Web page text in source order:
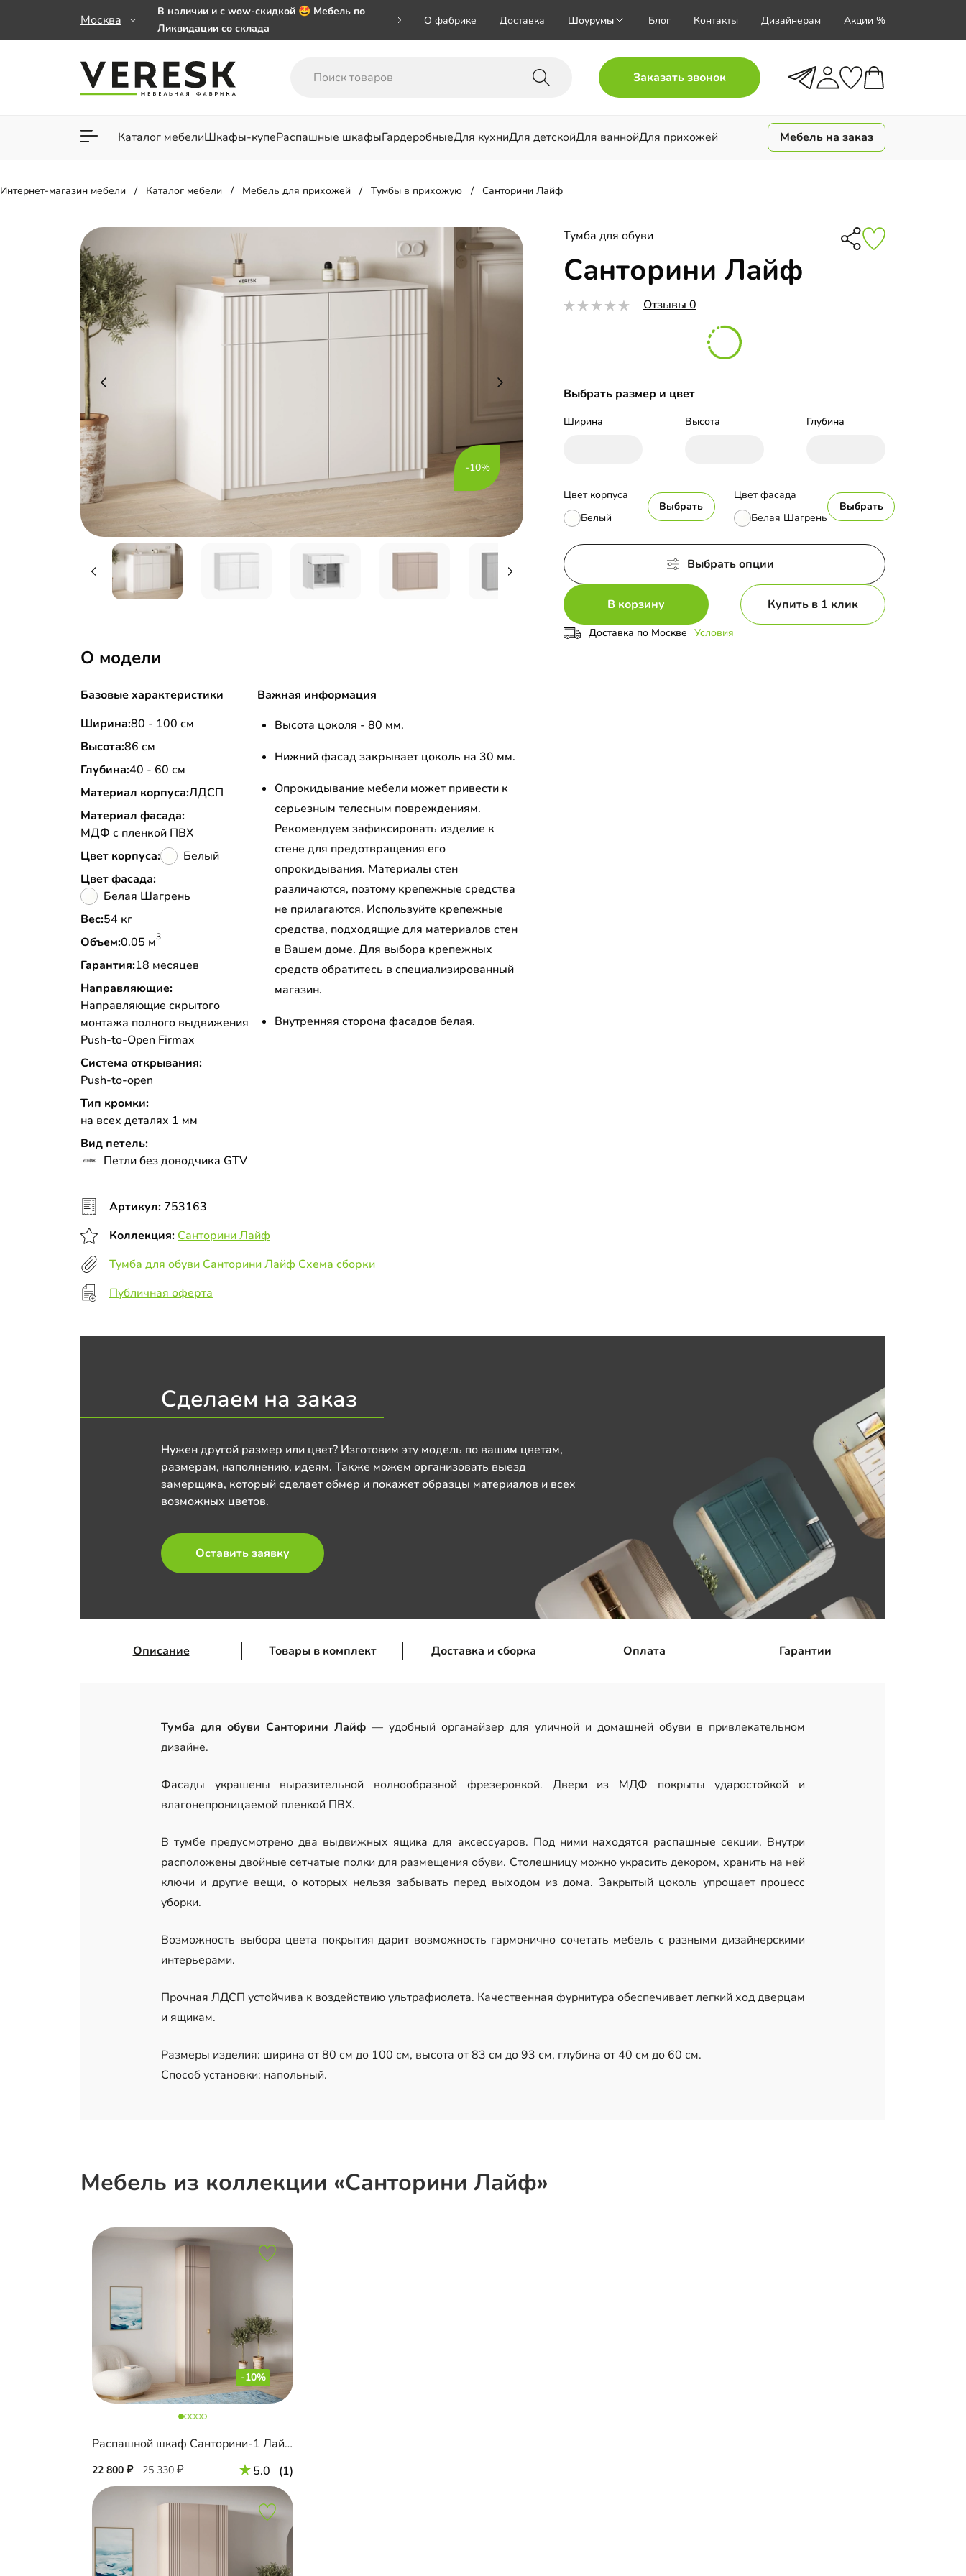
Москва
В наличии и с wow-скидкой 🤩 Мебель по
Ликвидации со склада
заказе от 50 000 ₽
Важно! Наш Whatsapp переехал на номер
О фабрике Доставка Шоурумы Блог Контакты Дизайнерам Акции %
Заказать звонок
Каталог мебелиШкафы-купеРаспашные шкафыГардеробныеДля кухниДля детскойДля ваннойДля прихожей
Для гостиной
Мебель на заказ
Интернет-магазин мебели Каталог мебели Мебель для прихожей Тумбы в прихожую Санторини Лайф
-10%
Тумба для обуви
Санторини Лайф
Отзывы 0
Выбрать размер и цвет
Ширина Высота Глубина
Цвет корпуса
Белый
Выбрать
Цвет фасада
Белая Шагрень
Выбрать
Выбрать опции
В корзину Купить в 1 клик
Доставка по Москве Условия
О модели
Базовые характеристики
Ширина:80 - 100 см
Высота:86 см
Глубина:40 - 60 см
Материал корпуса:ЛДСП
Материал фасада:
МДФ с пленкой ПВХ
Цвет корпуса:
Белый
Цвет фасада:
Белая Шагрень
Вес:
54 кг
Объем:
0.05 м3
Гарантия:18 месяцев
Направляющие:
Направляющие скрытого
монтажа полного выдвижения
Push-to-Open Firmax
Система открывания:
Push-to-open
Тип кромки:
на всех деталях 1 мм
Вид петель:
Петли без доводчика GTV
Важная информация
Высота цоколя - 80 мм.
Нижний фасад закрывает цоколь на 30 мм.
Опрокидывание мебели может привести к
серьезным телесным повреждениям.
Рекомендуем зафиксировать изделие к
стене для предотвращения его
опрокидывания. Материалы стен
различаются, поэтому крепежные средства
не прилагаются. Используйте крепежные
средства, подходящие для материалов стен
в Вашем доме. Для выбора крепежных
средств обратитесь в специализированный
магазин.
Внутренняя сторона фасадов белая.
Артикул: 753163
Коллекция: Санторини Лайф
Тумба для обуви Санторини Лайф Схема сборки
Публичная оферта
Сделаем на заказ
Нужен другой размер или цвет? Изготовим эту модель по вашим цветам,
размерам, наполнению, идеям. Также можем организовать выезд
замерщика, который сделает обмер и покажет образцы материалов и всех
возможных цветов.
Оставить заявку
Описание Товары в комплект Доставка и сборка Оплата Гарантии
Тумба для обуви Санторини Лайф — удобный органайзер для уличной и домашней обуви в привлекательном
дизайне.
Фасады украшены выразительной волнообразной фрезеровкой. Двери из МДФ покрыты ударостойкой и
влагонепроницаемой пленкой ПВХ.
В тумбе предусмотрено два выдвижных ящика для аксессуаров. Под ними находятся распашные секции. Внутри
расположены двойные сетчатые полки для размещения обуви. Столешницу можно украсить декором, хранить на ней
ключи и другие вещи, о которых нельзя забывать перед выходом из дома. Закрытый цоколь упрощает процесс
уборки.
Возможность выбора цвета покрытия дарит возможность гармонично сочетать мебель с разными дизайнерскими
интерьерами.
Прочная ЛДСП устойчива к воздействию ультрафиолета. Качественная фурнитура обеспечивает легкий ход дверцам
и ящикам.
Размеры изделия: ширина от 80 см до 100 см, высота от 83 см до 93 см, глубина от 40 см до 60 см.
Способ установки: напольный.
Мебель из коллекции «Санторини Лайф»
-10%
Распашной шкаф Санторини-1 Лайф с антресолью
22 800 25 330 5.0 (1)